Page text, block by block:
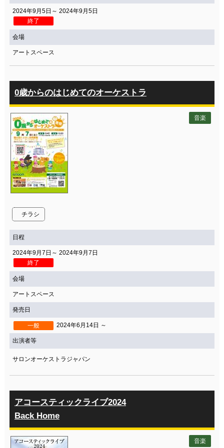
2024年9月5日～ 2024年9月5日
終了
会場
アートスペース
0歳からのはじめてのオーケストラ
チラシ
音楽
日程
2024年9月7日～ 2024年9月7日
終了
会場
アートスペース
発売日
一般 2024年6月14日 ～
出演者等
サロンオーケストラジャパン
アコースティックライブ2024
Back Home
音楽